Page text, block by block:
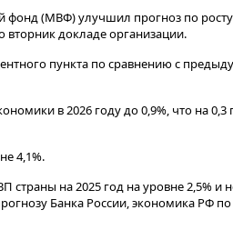
(МВФ) улучшил прогноз по росту
вторник докладе организации.
пункта по сравнению с
в 2026 году до 0,9%, что на 0,3
4,1%.
страны на 2025 год на уровне 2,5% и
Банка России, экономика РФ